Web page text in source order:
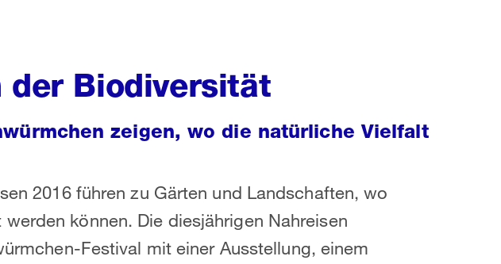
der Biodiversität
zeigen, wo die natürliche Vielfalt
2016 führen zu Gärten und Landschaften, wo
können. Die diesjährigen Nahreisen
Festival mit einer Ausstellung, einem